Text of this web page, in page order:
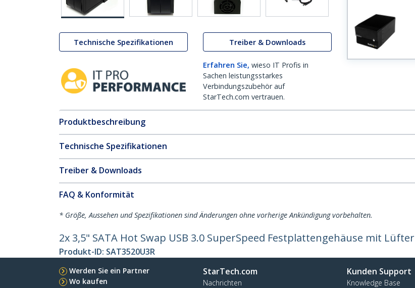
Technische Spezifikationen Treiber & Downloads
Erfahren Sie, wieso IT Profis in
Sachen leistungsstarkes
Verbindungszubehör auf
StarTech.com vertrauen.
Produktbeschreibung
Technische Spezifikationen
Treiber & Downloads
FAQ & Konformität
* Größe, Aussehen und Spezifikationen sind Änderungen ohne vorherige Ankündigung vorbehalten.
2x 3,5" SATA Hot Swap USB 3.0 SuperSpeed Festplattengehäuse mit Lüfter
Produkt-ID: SAT3520U3R
Werden Sie ein Partner
Wo kaufen
StarTech.com
Nachrichten
Kunden Support
Knowledge Base